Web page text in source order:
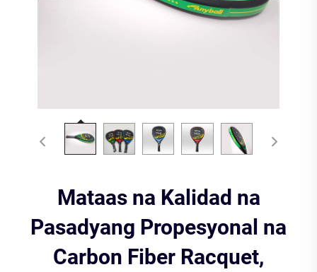
Mataas na Kalidad na
Pasadyang Propesyonal na
Carbon Fiber Racquet,